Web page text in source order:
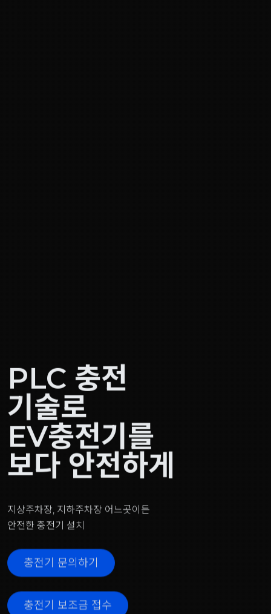
PLC 충전
기술로
EV충전기를
보다 안전하게
지상주차장, 지하주차장 어느곳이든
안전한 충전기 설치
충전기 문의하기
충전기 보조금 접수